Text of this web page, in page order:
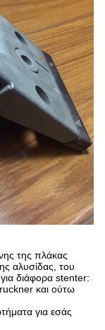
της πλάκας
αλυσίδας, του
διάφορα stenter:
και ούτω
για εσάς